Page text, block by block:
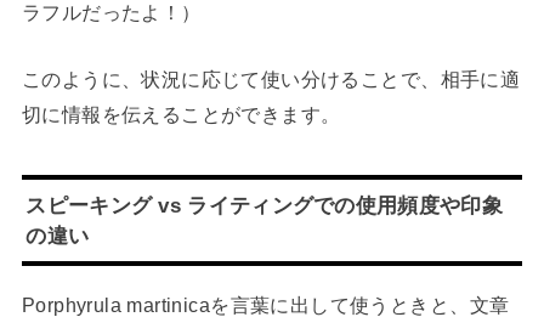
ラフルだったよ！）
このように、状況に応じて使い分けることで、相手に適
切に情報を伝えることができます。
スピーキング vs ライティングでの使用頻度や印象
の違い
Porphyrula martinicaを言葉に出して使うときと、文章